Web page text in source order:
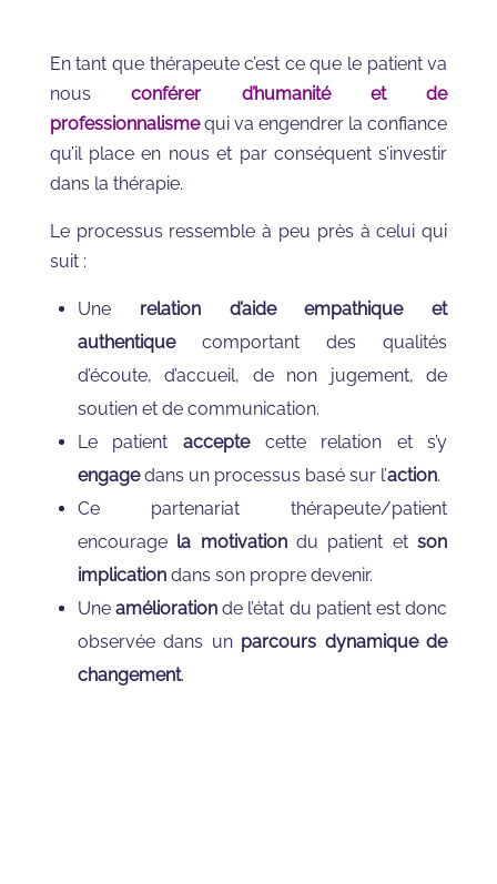
En tant que thérapeute c’est ce que le patient va
nousconférer d’humanité et de
professionnalismequi va engendrer la confiance
qu’il place en nous et par conséquent s’investir
dans la thérapie.
Le processus ressemble à peu près à celui qui
suit :
Une relation d’aide empathique et
authentiquecomportant des qualités
d’écoute, d’accueil, de non jugement, de
soutien et de communication.
Le patient acceptecette relation et s’y
engagedans un processus basé sur l’action.
Ce partenariat thérapeute/patient
encourage la motivationdu patient etson
implicationdans son propre devenir.
Une amélioration de l’état du patient est donc
observée dans un parcours dynamique de
changement.